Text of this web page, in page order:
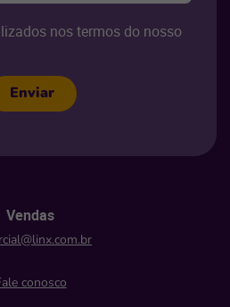
nos termos do nosso
Enviar
Vendas
conosco